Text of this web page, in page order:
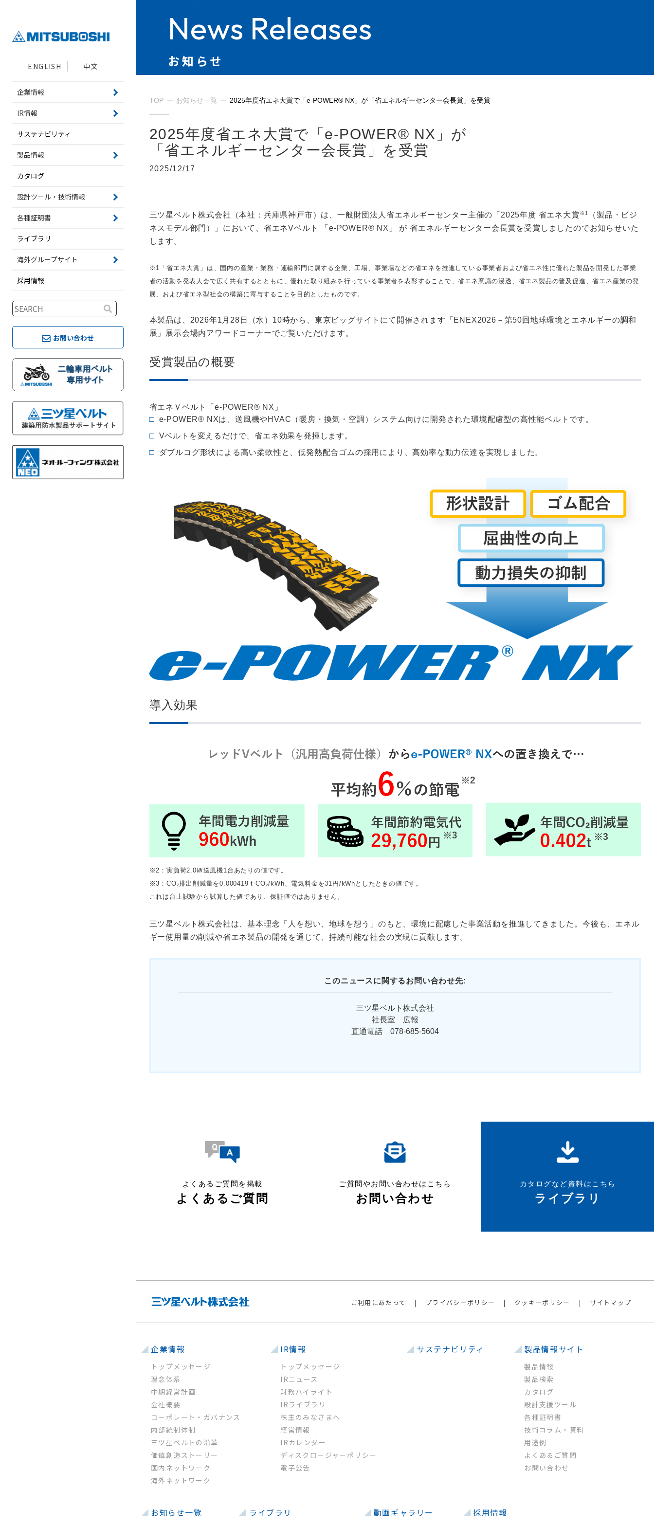
ENGLISH 中文
企業情報
IR情報
サステナビリティ
製品情報
カタログ
設計ツール・技術情報
各種証明書
ライブラリ
海外グループサイト
採用情報
お問い合わせ
News Releases
お知らせ
TOP お知らせ一覧 2025年度省エネ大賞で「e-POWER® NX」が「省エネルギーセンター会長賞」を受賞
2025年度省エネ大賞で「e-POWER® NX」が
「省エネルギーセンター会長賞」を受賞
2025/12/17
三ツ星ベルト株式会社（本社：兵庫県神戸市）は、一般財団法人省エネルギーセンター主催の「2025年度 省エネ大賞 ※1
（製品・ビジ
ネスモデル部門）」において、省エネVベルト 「e-POWER® NX」 が 省エネルギーセンター会長賞を受賞しましたのでお知らせいた
します。
※1「省エネ大賞」は、国内の産業・業務・運輸部門に属する企業、工場、事業場などの省エネを推進している事業者および省エネ性に優れた製品を開発した事業
者の活動を発表大会で広く共有するとともに、優れた取り組みを行っている事業者を表彰することで、省エネ意識の浸透、省エネ製品の普及促進、省エネ産業の発
展、および省エネ型社会の構築に寄与することを目的としたものです。
本製品は、2026年1月28日（水）10時から、東京ビッグサイトにて開催されます「ENEX2026－第50回地球環境とエネルギーの調和
展」展示会場内アワードコーナーでご覧いただけます。
受賞製品の概要
省エネＶベルト「e-POWER® NX」
e-POWER® NXは、送風機やHVAC（暖房・換気・空調）システム向けに開発された環境配慮型の高性能ベルトです。
Vベルトを変えるだけで、省エネ効果を発揮します。
ダブルコグ形状による高い柔軟性と、低発熱配合ゴムの採用により、高効率な動力伝達を実現しました。
導入効果
※2：実負荷2.0㎾送風機1台あたりの値です。
※3： CO₂排出削減量を0.000419 t-CO₂/kWh、電気料金を31円/kWhとしたときの値です。
これは台上試験から試算した値であり、保証値ではありません。
三ツ星ベルト株式会社は、基本理念「人を想い、地球を想う」のもと、環境に配慮した事業活動を推進してきました。今後も、エネル
ギー使用量の削減や省エネ製品の開発を通じて、持続可能な社会の実現に貢献します。
このニュースに関するお問い合わせ先:
三ツ星ベルト株式会社
社長室 広報
直通電話 078-685-5604
よくあるご質問を掲載
よくあるご質問
ご質問やお問い合わせはこちら
お問い合わせ
カタログなど資料はこちら
ライブラリ
ご利用にあたって プライバシーポリシー クッキーポリシー サイトマップ
企業情報
トップメッセージ
理念体系
中期経営計画
会社概要
コーポレート・ガバナンス
内部統制体制
三ツ星ベルトの沿革
価値創造ストーリー
国内ネットワーク
海外ネットワーク
IR情報
トップメッセージ
IRニュース
財務ハイライト
IRライブラリ
株主のみなさまへ
経営情報
IRカレンダー
ディスクロージャーポリシー
電子公告
サステナビリティ 製品情報サイト
製品情報
製品検索
カタログ
設計支援ツール
各種証明書
技術コラム・資料
用途例
よくあるご質問
お問い合わせ
お知らせ一覧 ライブラリ 動画ギャラリー 採用情報